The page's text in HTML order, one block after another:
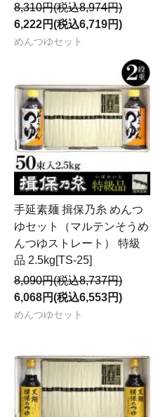
8,310円(税込8,974円)
6,222円(税込6,719円)
めんつゆセット
手延素麺 揖保乃糸 めんつ
ゆセット（マルテンそうめ
んつゆストレート） 特級
品 2.5kg[TS-25]
8,090円(税込8,737円)
6,068円(税込6,553円)
めんつゆセット